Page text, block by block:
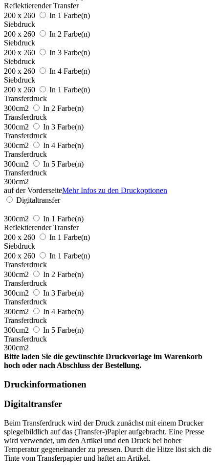
Reflektierender Transfer
200 x 260
In 1 Farbe(n)
Siebdruck
200 x 260
In 2 Farbe(n)
Siebdruck
200 x 260
In 3 Farbe(n)
Siebdruck
200 x 260
In 4 Farbe(n)
Siebdruck
200 x 260
In 1 Farbe(n)
Transferdruck
300cm2
In 2 Farbe(n)
Transferdruck
300cm2
In 3 Farbe(n)
Transferdruck
300cm2
In 4 Farbe(n)
Transferdruck
300cm2
In 5 Farbe(n)
Transferdruck
300cm2
auf der VorderseiteMehr Infos zu den Druckoptionen
Digitaltransfer
300cm2
In 1 Farbe(n)
Reflektierender Transfer
200 x 260
In 1 Farbe(n)
Siebdruck
200 x 260
In 1 Farbe(n)
Transferdruck
300cm2
In 2 Farbe(n)
Transferdruck
300cm2
In 3 Farbe(n)
Transferdruck
300cm2
In 4 Farbe(n)
Transferdruck
300cm2
In 5 Farbe(n)
Transferdruck
300cm2
Bitte laden Sie die gewünschte Druckvorlage im Warenkorb
hoch oder nach Abschluss der Bestellung.
Druckinformationen
Digitaltransfer
Beim Transferdruck wird der Druck zunächst mit einem Drucker
spiegelbildlich auf das (Transfer-)Papier aufgebracht. Eine Presse
wird verwendet, um den Artikel und den Druck bei hoher
Temperatur gegeneinander zu pressen. Durch die Hitze löst sich die
Tinte vom Transferpapier und haftet am Artikel.